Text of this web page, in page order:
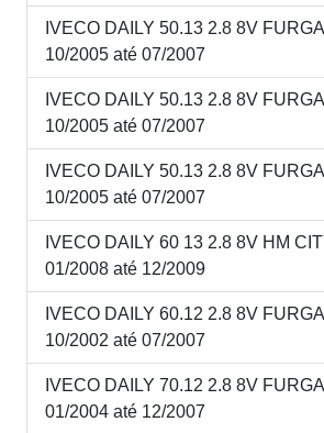
IVECO DAILY 50.13 2.8 8V
10/2005 até 07/2007
IVECO DAILY 50.13 2.8 8V
10/2005 até 07/2007
IVECO DAILY 50.13 2.8 8V
10/2005 até 07/2007
IVECO DAILY 60 13 2.8 8V HM
01/2008 até 12/2009
IVECO DAILY 60.12 2.8 8V
10/2002 até 07/2007
IVECO DAILY 70.12 2.8 8V
01/2004 até 12/2007